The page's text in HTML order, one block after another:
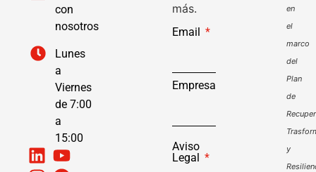
con
nosotros
Lunes
a
Viernes
de 7:00
a
15:00
más.
Email
Empresa
Aviso
Legal
en
el
marco
del
Plan
de
y